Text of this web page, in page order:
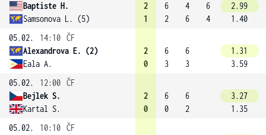
Baptiste H.
Samsonova L. (5)
2
1
6
2
4
6
6
4
2.99
1.40
05.02.
14:10 ČF
Alexandrova E. (2)
Eala A.
2
0
6
3
6
3
1.31
3.59
05.02.
12:00 ČF
Bejlek S.
Kartal S.
2
0
6
0
6
2
3.27
1.35
05.02.
10:10 ČF